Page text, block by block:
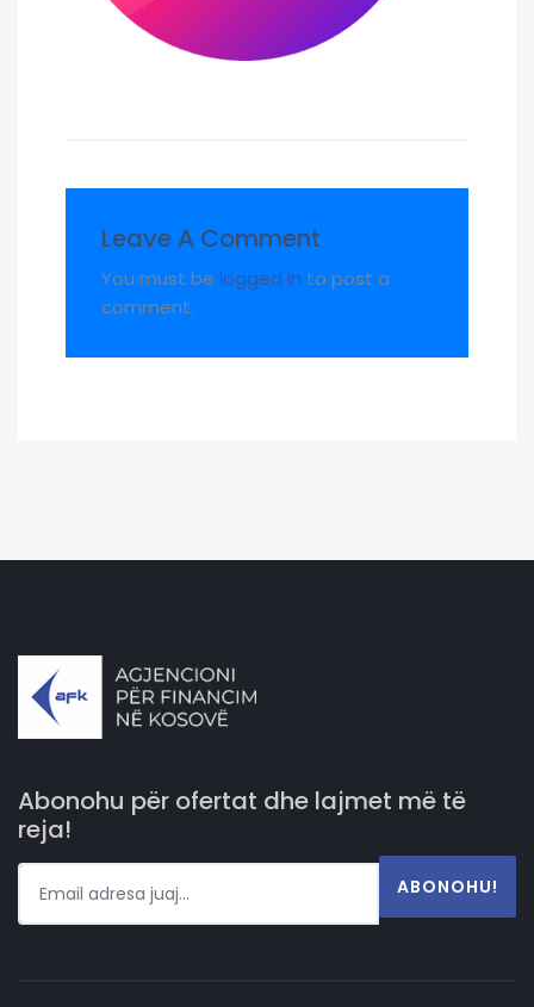
Leave A Comment
You must be logged in to post a
comment.
Abonohu për ofertat dhe lajmet më të
reja!
ABONOHU!